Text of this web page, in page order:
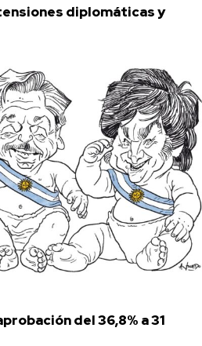
diplomáticas y
del 36,8% a 31